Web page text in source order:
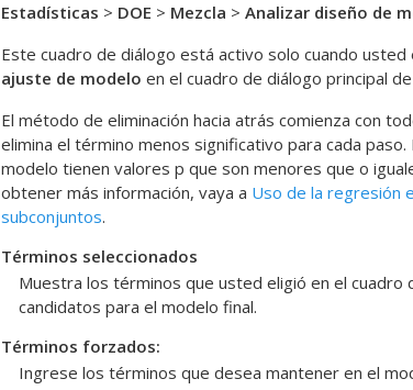
Estadísticas > DOE > Mezcla > Analizar diseño de
Este cuadro de diálogo está activo solo cuando usted
ajuste de modelo en el cuadro de diálogo principal de
El método de eliminación hacia atrás comienza con
elimina el término menos significativo para cada
modelo tienen valores p que son menores que o
obtener más información, vaya a Uso de la regresión
subconjuntos.
Términos seleccionados
Muestra los términos que usted eligió en el cuadro
candidatos para el modelo final.
Términos forzados:
Ingrese los términos que desea mantener en el